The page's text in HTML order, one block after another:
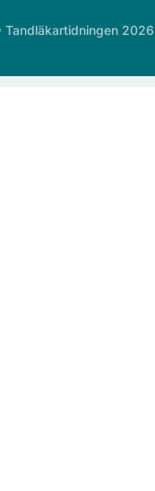
Tandläkartidningen 2026